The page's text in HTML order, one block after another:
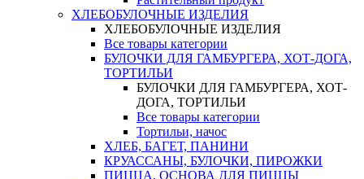
ХЛЕБОБУЛОЧНЫЕ ИЗДЕЛИЯ
ХЛЕБОБУЛОЧНЫЕ ИЗДЕЛИЯ
Все товары категории
БУЛОЧКИ ДЛЯ ГАМБУРГЕРА, ХОТ-ДОГА,
ТОРТИЛЬИ
БУЛОЧКИ ДЛЯ ГАМБУРГЕРА, ХОТ-
ДОГА, ТОРТИЛЬИ
Все товары категории
Тортильи, начос
ХЛЕБ, БАГЕТ, ПАНИНИ
КРУАССАНЫ, БУЛОЧКИ, ПИРОЖКИ
ПИЦЦА, ОСНОВА ДЛЯ ПИЦЦЫ